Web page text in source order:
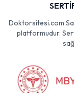
Doktorsitesi.com
platformudur.